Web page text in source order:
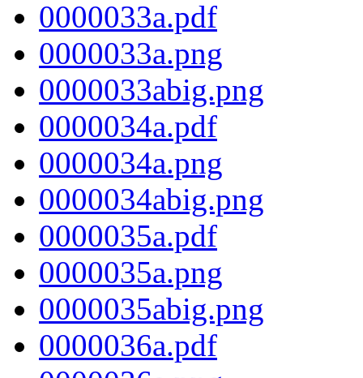
0000033a.pdf
0000033a.png
0000033abig.png
0000034a.pdf
0000034a.png
0000034abig.png
0000035a.pdf
0000035a.png
0000035abig.png
0000036a.pdf